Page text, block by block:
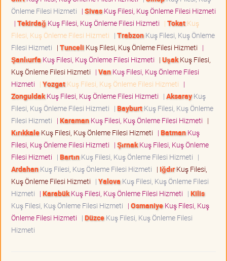
Önleme Filesi Hizmeti | SivasKuş Filesi, Kuş Önleme Filesi Hizmeti
| Tekirdağ Kuş Filesi, Kuş Önleme Filesi Hizmeti | TokatKuş
Filesi, Kuş Önleme Filesi Hizmeti | TrabzonKuş Filesi, Kuş Önleme
Filesi Hizmeti | Tunceli Kuş Filesi, Kuş Önleme Filesi Hizmeti |
Şanlıurfa Kuş Filesi, Kuş Önleme Filesi Hizmeti | UşakKuş Filesi,
Kuş Önleme Filesi Hizmeti | VanKuş Filesi, Kuş Önleme Filesi
Hizmeti | YozgatKuş Filesi, Kuş Önleme Filesi Hizmeti |
ZonguldakKuş Filesi, Kuş Önleme Filesi Hizmeti | AksarayKuş
Filesi, Kuş Önleme Filesi Hizmeti | BayburtKuş Filesi, Kuş Önleme
Filesi Hizmeti | KaramanKuş Filesi, Kuş Önleme Filesi Hizmeti |
KırıkkaleKuş Filesi, Kuş Önleme Filesi Hizmeti | BatmanKuş
Filesi, Kuş Önleme Filesi Hizmeti | ŞırnakKuş Filesi, Kuş Önleme
Filesi Hizmeti | BartınKuş Filesi, Kuş Önleme Filesi Hizmeti |
ArdahanKuş Filesi, Kuş Önleme Filesi Hizmeti | IğdırKuş Filesi,
Kuş Önleme Filesi Hizmeti | Yalova Kuş Filesi, Kuş Önleme Filesi
Hizmeti | KarabükKuş Filesi, Kuş Önleme Filesi Hizmeti | Kilis
Kuş Filesi, Kuş Önleme Filesi Hizmeti | OsmaniyeKuş Filesi, Kuş
Önleme Filesi Hizmeti | DüzceKuş Filesi, Kuş Önleme Filesi
Hizmeti